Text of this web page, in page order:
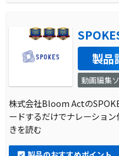
製品
動画編集
株式会社Bloom Actの
ードするだけでナレーショ
きを読む